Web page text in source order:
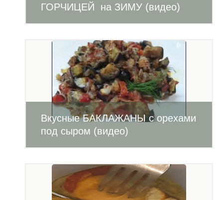
ГОРЧИЦЕЙ на ЗИМУ (видео)
Вкусные БАКЛАЖАНЫ с орехами
под сыром (видео)